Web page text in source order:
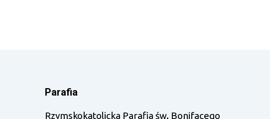
Parafia
Rzymskokatolicka Parafia św. Bonifacego